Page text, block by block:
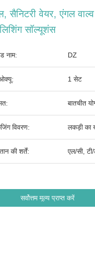
सैनिटरी वेयर, एंगल
सॉल्यूशंस
नाम: DZ
1 सेट
बातचीत
विवरण: लकड़ी का
की शर्तें: एल/सी,
सर्वोत्तम मूल्य प्राप्त करें